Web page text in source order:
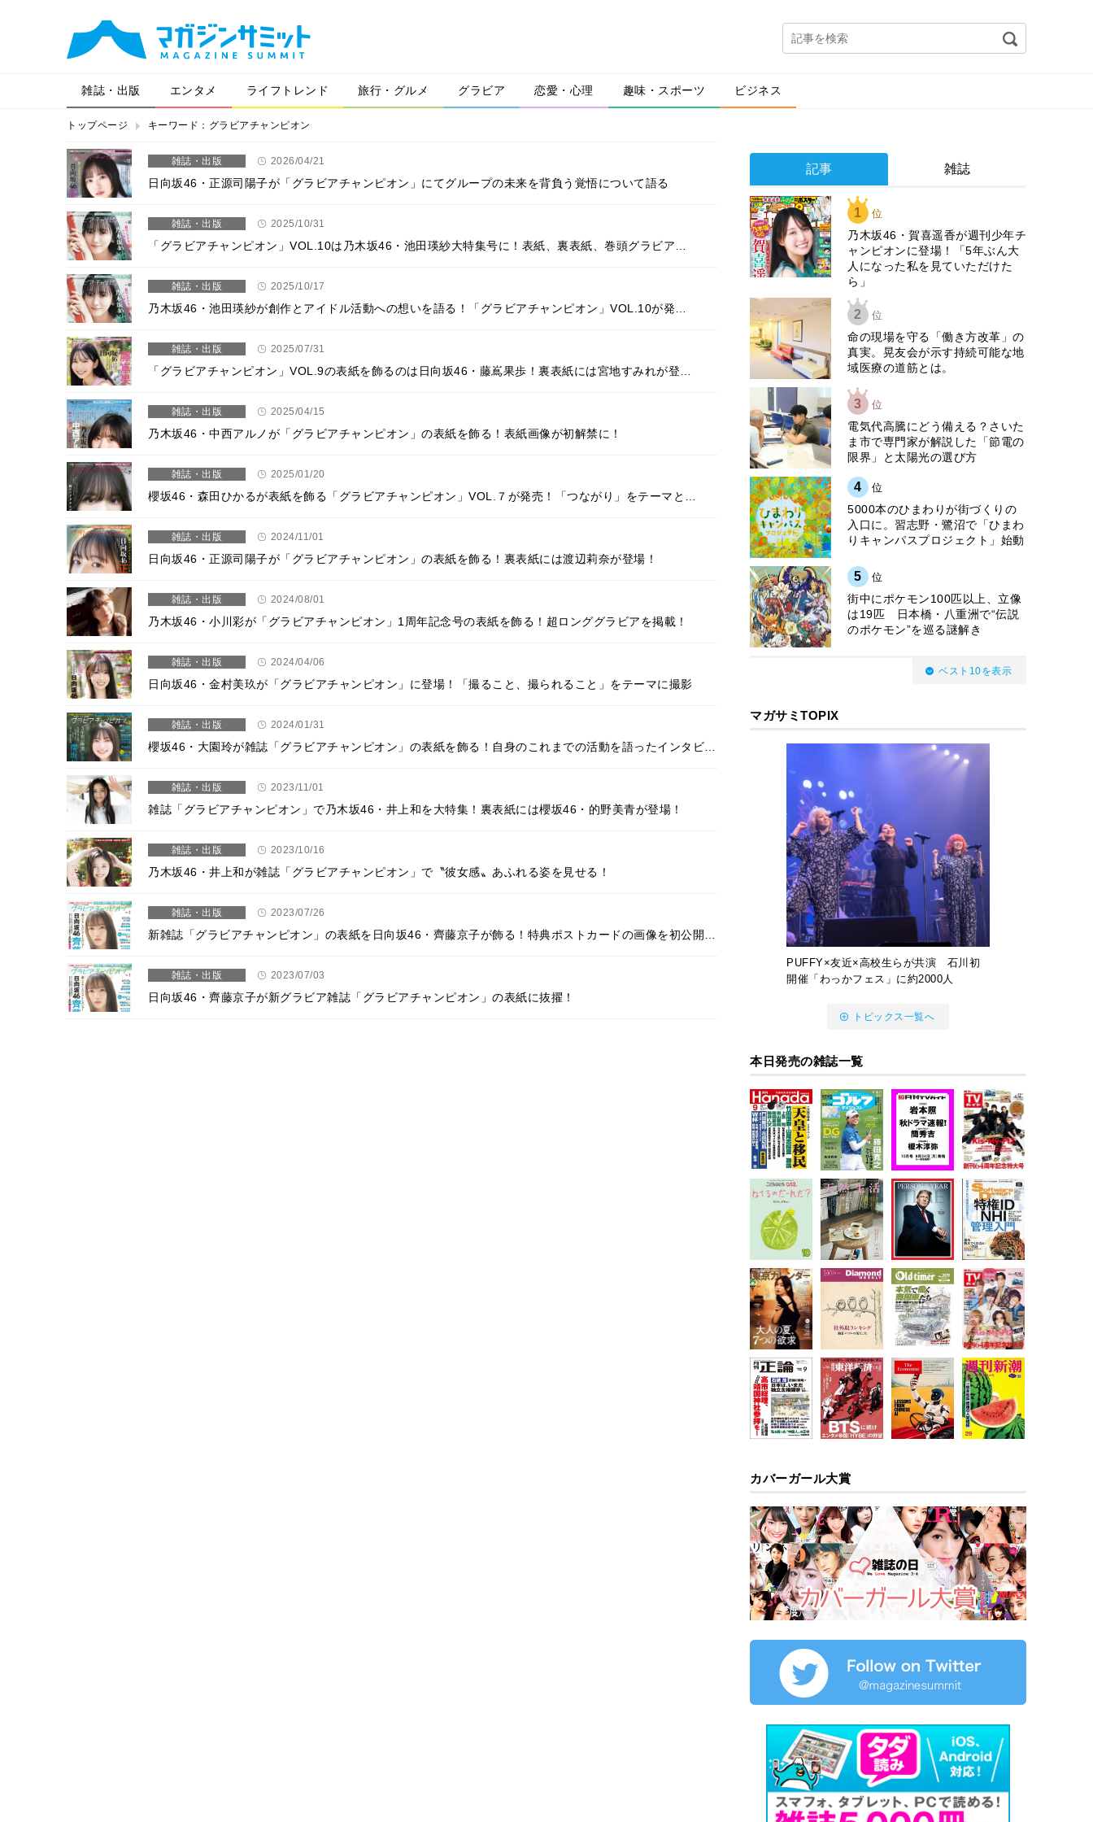
雑誌・出版 エンタメ ライフトレンド 旅行・グルメ グラビア 恋愛・心理 趣味・スポーツ ビジネス
トップページ キーワード：グラビアチャンピオン
雑誌・出版 2026/04/21
日向坂46・正源司陽子が「グラビアチャンピオン」にてグループの未来を背負う覚悟について語る
雑誌・出版 2025/10/31
「グラビアチャンピオン」VOL.10は乃木坂46・池田瑛紗大特集号に！表紙、裏表紙、巻頭グラビア…
雑誌・出版 2025/10/17
乃木坂46・池田瑛紗が創作とアイドル活動への想いを語る！「グラビアチャンピオン」VOL.10が発…
雑誌・出版 2025/07/31
「グラビアチャンピオン」VOL.9の表紙を飾るのは日向坂46・藤嶌果歩！裏表紙には宮地すみれが登…
雑誌・出版 2025/04/15
乃木坂46・中西アルノが「グラビアチャンピオン」の表紙を飾る！表紙画像が初解禁に！
雑誌・出版 2025/01/20
櫻坂46・森田ひかるが表紙を飾る「グラビアチャンピオン」VOL.７が発売！「つながり」をテーマと…
雑誌・出版 2024/11/01
日向坂46・正源司陽子が「グラビアチャンピオン」の表紙を飾る！裏表紙には渡辺莉奈が登場！
雑誌・出版 2024/08/01
乃木坂46・小川彩が「グラビアチャンピオン」1周年記念号の表紙を飾る！超ロンググラビアを掲載！
雑誌・出版 2024/04/06
日向坂46・金村美玖が「グラビアチャンピオン」に登場！「撮ること、撮られること」をテーマに撮影
雑誌・出版 2024/01/31
櫻坂46・大園玲が雑誌「グラビアチャンピオン」の表紙を飾る！自身のこれまでの活動を語ったインタビ…
雑誌・出版 2023/11/01
雑誌「グラビアチャンピオン」で乃木坂46・井上和を大特集！裏表紙には櫻坂46・的野美青が登場！
雑誌・出版 2023/10/16
乃木坂46・井上和が雑誌「グラビアチャンピオン」で〝彼女感〟あふれる姿を見せる！
雑誌・出版 2023/07/26
新雑誌「グラビアチャンピオン」の表紙を日向坂46・齊藤京子が飾る！特典ポストカードの画像を初公開…
雑誌・出版 2023/07/03
日向坂46・齊藤京子が新グラビア雑誌「グラビアチャンピオン」の表紙に抜擢！
記事 雑誌
1 位
乃木坂46・賀喜遥香が週刊少年チ
ャンピオンに登場！「5年ぶん大
人になった私を見ていただけた
ら」
2 位
​命の現場を守る「働き方改革」の
真実。晃友会が示す持続可能な地
域医療の道筋とは。
3 位
電気代高騰にどう備える？さいた
ま市で専門家が解説した「節電の
限界」と太陽光の選び方
4 位
5000本のひまわりが街づくりの
入口に。習志野・鷺沼で「ひまわ
りキャンパスプロジェクト」始動
5 位
街中にポケモン100匹以上、立像
は19匹 日本橋・八重洲で“伝説
のポケモン”を巡る謎解き
ベスト10を表示
マガサミTOPIX
PUFFY×友近×高校生らが共演 石川初
開催「わっかフェス」に約2000人
トピックス一覧へ
本日発売の雑誌一覧
カバーガール大賞